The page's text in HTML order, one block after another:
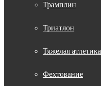
Трамплин
Триатлон
Тяжелая атлетика
Фехтование